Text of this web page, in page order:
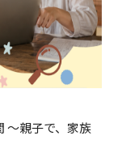
〜親子で、家族